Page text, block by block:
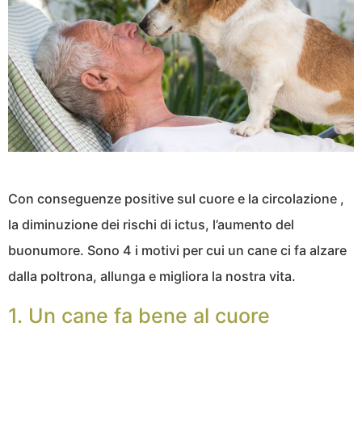
Con conseguenze positive sul cuore e la circolazione ,
la diminuzione dei rischi di ictus, l’aumento del
buonumore. Sono 4 i motivi per cui un cane ci fa alzare
dalla poltrona, allunga e migliora la nostra vita.
1. Un cane fa bene al cuore